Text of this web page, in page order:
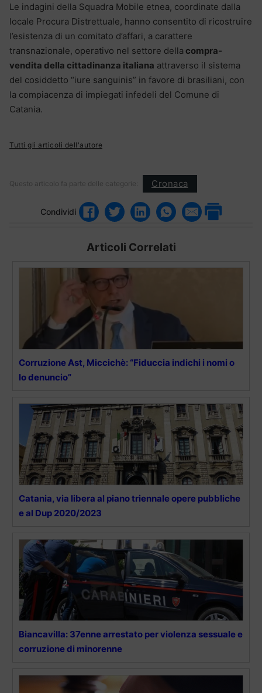
Le indagini della Squadra Mobile etnea, coordinate dalla
locale Procura Distrettuale, hanno consentito di ricostruire
l’esistenza di un comitato d’affari, a carattere
transnazionale, operativo nel settore della compra-
vendita della cittadinanza italiana attraverso il sistema
del cosiddetto “iure sanguinis” in favore di brasiliani, con
la compiacenza di impiegati infedeli del Comune di
Catania.
Tutti gli articoli dell'autore
Questo articolo fa parte delle categorie: Cronaca
Condividi
Articoli Correlati
Corruzione Ast, Miccichè: “Fiduccia indichi i nomi o
lo denuncio”
Catania, via libera al piano triennale opere pubbliche
e al Dup 2020/2023
Biancavilla: 37enne arrestato per violenza sessuale e
corruzione di minorenne